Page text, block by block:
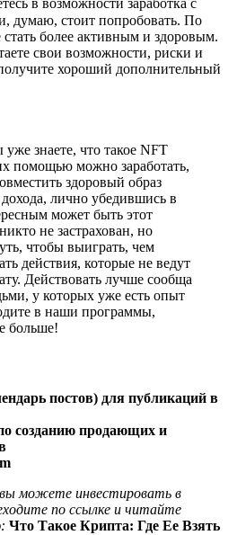
в возможности заработка с
думаю, стоит попробовать. По
более активным и здоровым.
свои возможности, риски и
хороший дополнительный
знаете, что такое NFT
помощью можно заработать,
здоровый образ
лично убедившись в
может быть этот
не застрахован, но
чтобы выиграть, чем
действия, которые не ведут
Действовать лучше сообща
у которых уже есть опыт
в наши программы,
больше!
постов) для публикаций в
созданию продающих и
можете инвестировать в
по ссылке и читайте
Что Такое Крипта: Где Ее Взять